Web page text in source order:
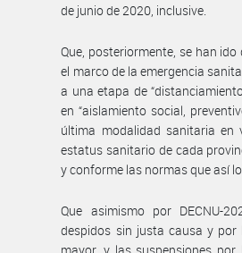
de junio de 2020, inclusive.
Que, posteriormente, se han
el marco de la emergencia
a una etapa de
en “aislamiento social,
última modalidad sanitaria
estatus sanitario de cada
y conforme las normas que así
Que asimismo por DECNU-
despidos sin justa causa y